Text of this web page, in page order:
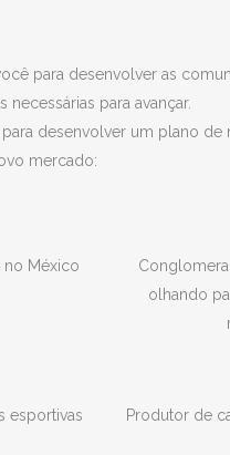
para desenvolver as
para avançar.
desenvolver um plano
mercado:
no México
esportivas
olhando
Produtor de